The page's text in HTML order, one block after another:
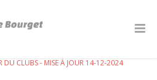
DU CLUBS - MISE À JOUR 14-12-2024